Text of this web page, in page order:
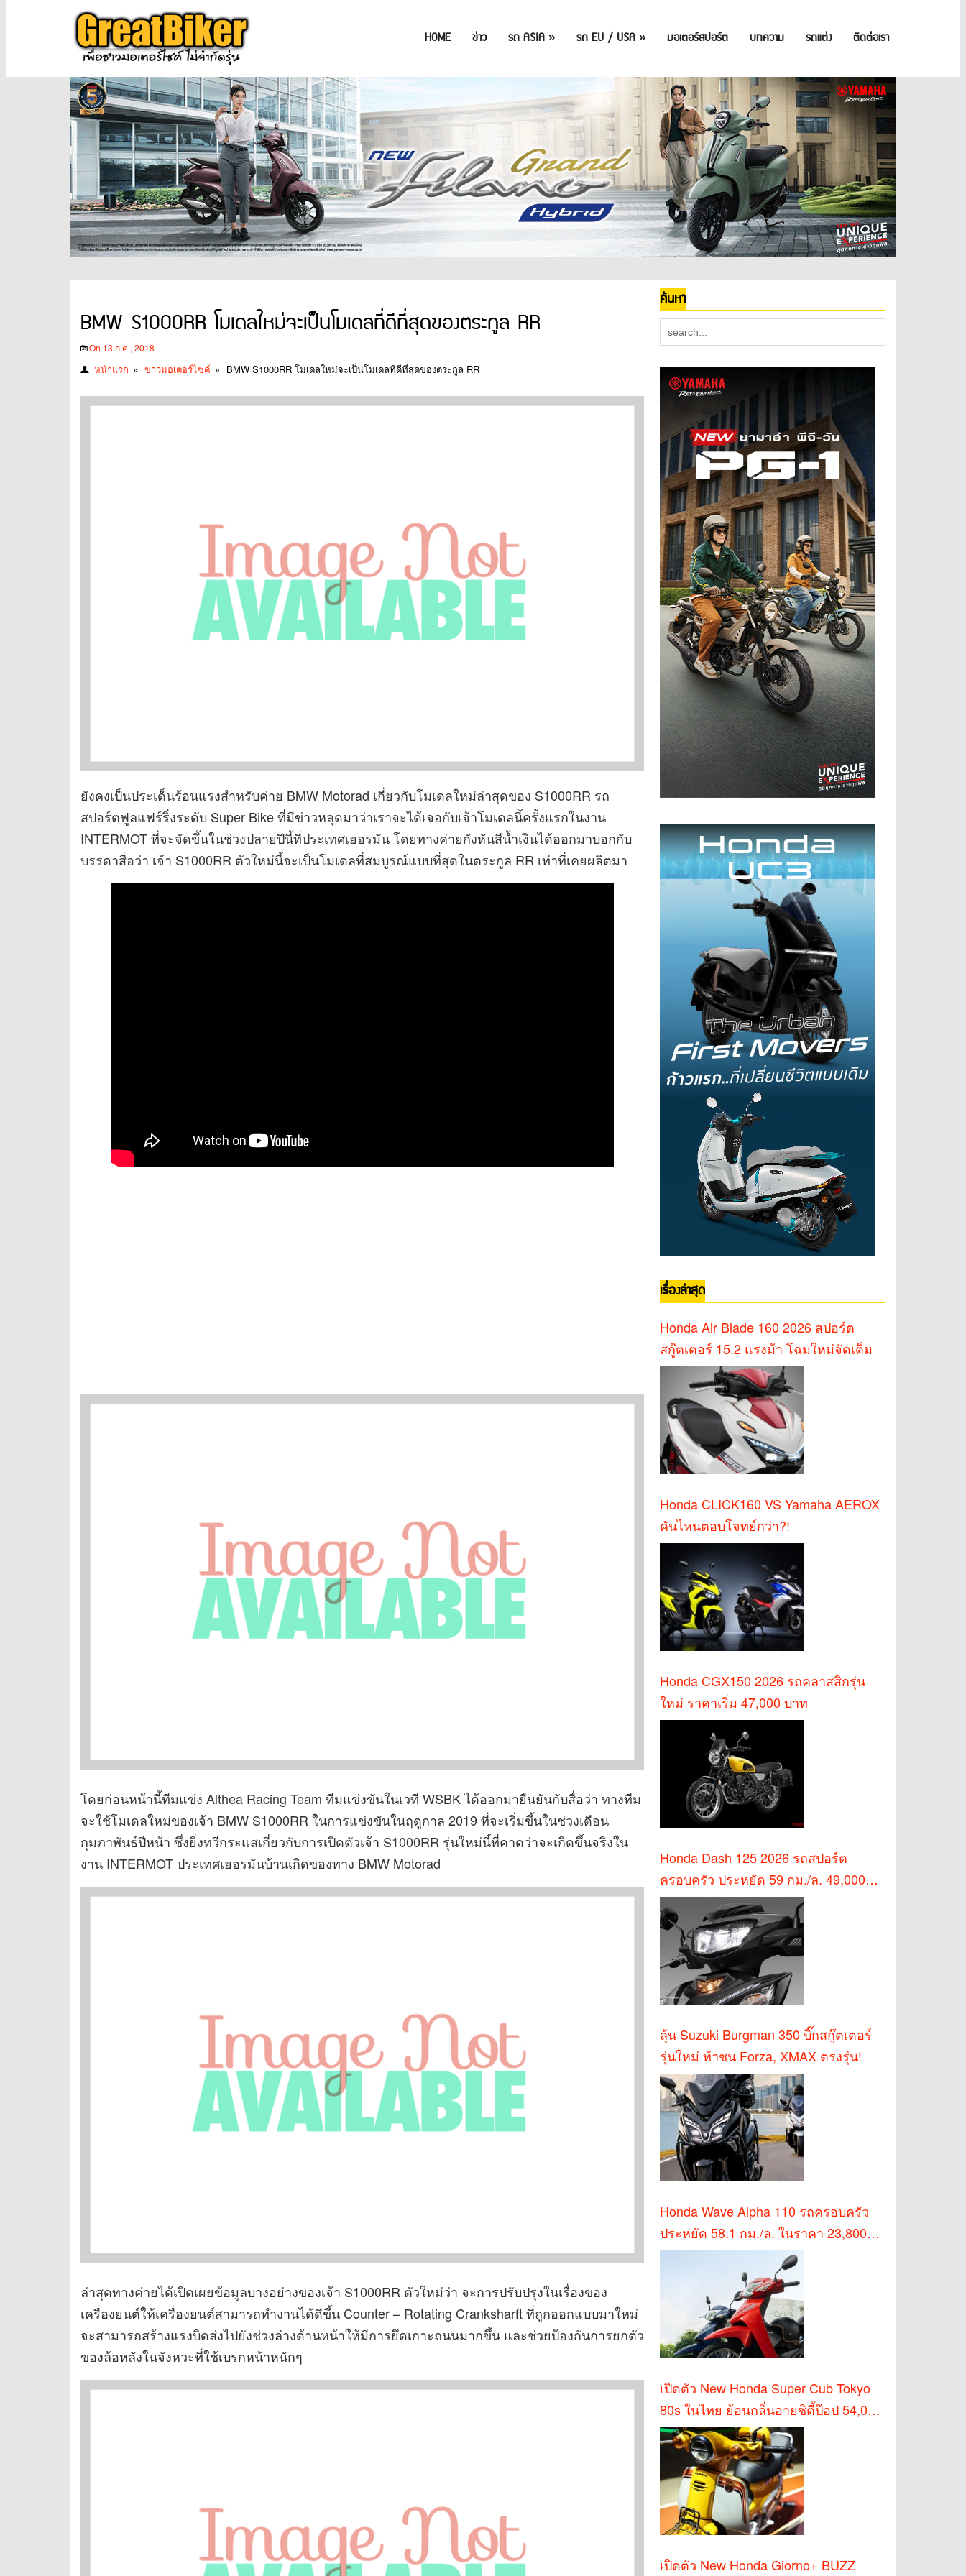
HOME ข่าว รถ ASIA » รถ EU / USA » มอเตอร์สปอร์ต บทความ รถแต่ง ติดต่อเรา
BMW S1000RR โมเดลใหม่จะเป็นโมเดลที่ดีที่สุดของตระกูล RR
On 13 ก.ค., 2018
หน้าแรก » ข่าวมอเตอร์ไซค์ » BMW S1000RR โมเดลใหม่จะเป็นโมเดลที่ดีที่สุดของตระกูล RR
ยังคงเป็นประเด็นร้อนแรงสำหรับค่าย BMW Motorad เกี่ยวกับโมเดลใหม่ล่าสุดของ S1000RR รถ
สปอร์ตฟูลแฟร์ริ่งระดับ Super Bike ที่มีข่าวหลุดมาว่าเราจะได้เจอกับเจ้าโมเดลนี้ครั้งแรกในงาน
INTERMOT ที่จะจัดขึ้นในช่วงปลายปีนี้ที่ประเทศเยอรมัน โดยทางค่ายกังหันสีน้ำเงินได้ออกมาบอกกับ
บรรดาสื่อว่า เจ้า S1000RR ตัวใหม่นี้จะเป็นโมเดลที่สมบูรณ์แบบที่สุดในตระกูล RR เท่าที่เคยผลิตมา
โดยก่อนหน้านี้ทีมแข่ง Althea Racing Team ทีมแข่งขันในเวที WSBK ได้ออกมายืนยันกับสื่อว่า ทางทีม
จะใช้โมเดลใหม่ของเจ้า BMW S1000RR ในการแข่งขันในฤดูกาล 2019 ที่จะเริ่มขึ้นในช่วงเดือน
กุมภาพันธ์ปีหน้า ซึ่งยิ่งทวีกระแสเกี่ยวกับการเปิดตัวเจ้า S1000RR รุ่นใหม่นี้ที่คาดว่าจะเกิดขึ้นจริงใน
งาน INTERMOT ประเทศเยอรมันบ้านเกิดของทาง BMW Motorad
ล่าสุดทางค่ายได้เปิดเผยข้อมูลบางอย่างของเจ้า S1000RR ตัวใหม่ว่า จะการปรับปรุงในเรื่องของ
เครื่องยนต์ให้เครื่องยนต์สามารถทำงานได้ดีขึ้น Counter – Rotating Cranksharft ที่ถูกออกแบบมาใหม่
จะสามารถสร้างแรงบิดส่งไปยังช่วงล่างด้านหน้าให้มีการยึดเกาะถนนมากขึ้น และช่วยป้องกันการยกตัว
ของล้อหลังในจังหวะที่ใช้เบรกหน้าหนักๆ
ค้นหา
เรื่องล่าสุด
Honda Air Blade 160 2026 สปอร์ต
สกู๊ตเตอร์ 15.2 แรงม้า โฉมใหม่จัดเต็ม
Honda CLICK160 VS Yamaha AEROX
คันไหนตอบโจทย์กว่า?!
Honda CGX150 2026 รถคลาสสิกรุ่น
ใหม่ ราคาเริ่ม 47,000 บาท
Honda Dash 125 2026 รถสปอร์ต
ครอบครัว ประหยัด 59 กม./ล. 49,000
บาท
ลุ้น Suzuki Burgman 350 บิ๊กสกู๊ตเตอร์
รุ่นใหม่ ท้าชน Forza, XMAX ตรงรุ่น!
Honda Wave Alpha 110 รถครอบครัว
ประหยัด 58.1 กม./ล. ในราคา 23,800
บาท
เปิดตัว New Honda Super Cub Tokyo
80s ในไทย ย้อนกลิ่นอายซิตี้ป๊อป 54,000
บาท
เปิดตัว New Honda Giorno+ BUZZ